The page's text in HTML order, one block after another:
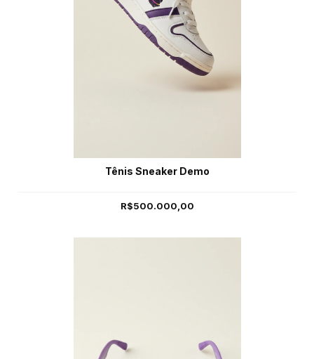
Tênis Sneaker Demo
R$500.000,00